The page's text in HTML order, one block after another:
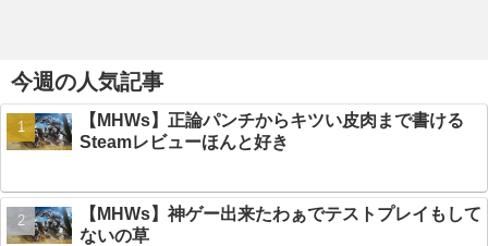
今週の人気記事
【MHWs】正論パンチからキツい皮肉まで書ける
Steamレビューほんと好き
【MHWs】神ゲー出来たわぁでテストプレイもして
ないの草